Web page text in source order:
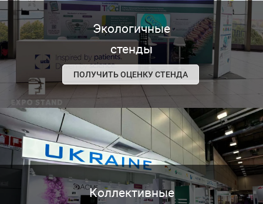
Экологичные
стенды
ПОЛУЧИТЬ ОЦЕНКУ СТЕНДА
Коллективные